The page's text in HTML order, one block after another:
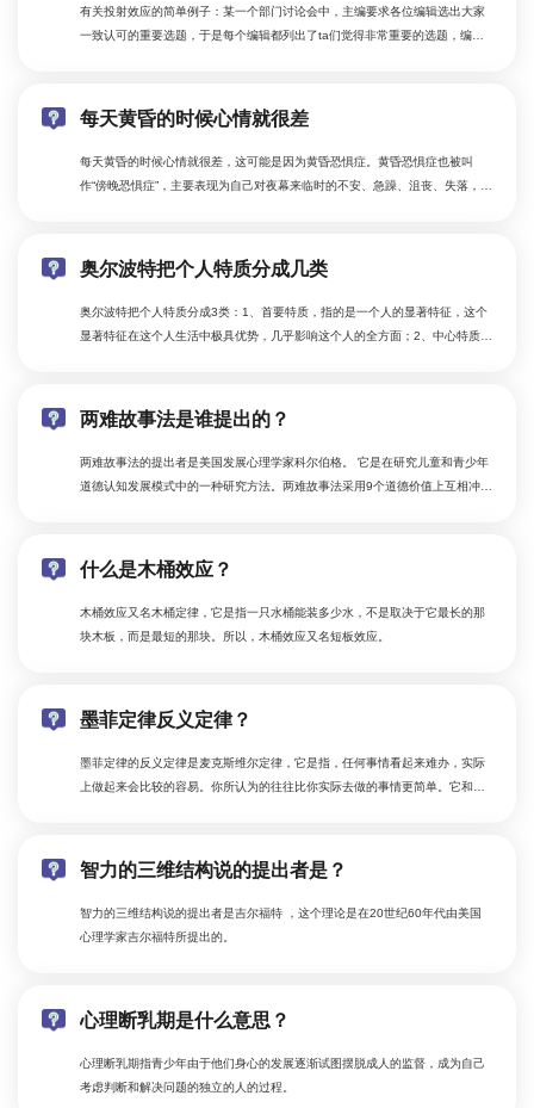
有关投射效应的简单例子：某一个部门讨论会中，主编要求各位编辑选出大家
一致认可的重要选题，于是每个编辑都列出了ta们觉得非常重要的选题，编辑
儿园》。
每天黄昏的时候心情就很差
每天黄昏的时候心情就很差，这可能是因为黄昏恐惧症。黄昏恐惧症也被叫
作“傍晚恐惧症”，主要表现为自己对夜幕来临时的不安、急躁、沮丧、失落，同
奥尔波特把个人特质分成几类
奥尔波特把个人特质分成3类：1、首要特质，指的是一个人的显著特征，这个
显著特征在这个人生活中极具优势，几乎影响这个人的全方面；2、中心特质，
情境制约的特性。
两难故事法是谁提出的？
两难故事法的提出者是美国发展心理学家科尔伯格。 它是在研究儿童和青少年
道德认知发展模式中的一种研究方法。两难故事法采用9个道德价值上互相冲突
什么是木桶效应？
木桶效应又名木桶定律，它是指一只水桶能装多少水，不是取决于它最长的那
块木板，而是最短的那块。所以，木桶效应又名短板效应。
墨菲定律反义定律？
墨菲定律的反义定律是麦克斯维尔定律，它是指，任何事情看起来难办，实际
上做起来会比较的容易。你所认为的往往比你实际去做的事情更简单。它和墨
智力的三维结构说的提出者是？
智力的三维结构说的提出者是吉尔福特 ，这个理论是在20世纪60年代由美国
心理学家吉尔福特所提出的。
心理断乳期是什么意思？
心理断乳期指青少年由于他们身心的发展逐渐试图摆脱成人的监督，成为自己
考虑判断和解决问题的独立的人的过程。